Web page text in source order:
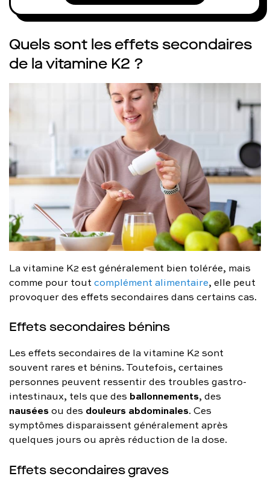
Quels sont les effets secondaires
de la vitamine K2 ?
La vitamine K2 est généralement bien tolérée, mais
comme pour toutcomplément alimentaire, elle peut
provoquer des effets secondaires dans certains cas.
Effets secondaires bénins
Les effets secondaires de la vitamine K2 sont
souvent rares et bénins. Toutefois, certaines
personnes peuvent ressentir des troubles gastro-
intestinaux, tels que des ballonnements, des
nauséesou des douleurs abdominales. Ces
symptômes disparaissent généralement après
quelques jours ou après réduction de la dose.
Effets secondaires graves